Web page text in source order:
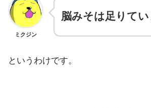
ミクジン
脳みそは足りてい
というわけです。